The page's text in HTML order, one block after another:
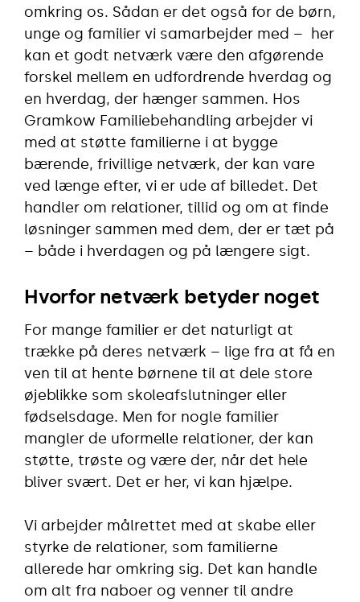
omkring os. Sådan er det også for de børn,
unge og familier vi samarbejder med – her
kan et godt netværk være den afgørende
forskel mellem en udfordrende hverdag og
en hverdag, der hænger sammen. Hos
Gramkow Familiebehandling arbejder vi
med at støtte familierne i at bygge
bærende, frivillige netværk, der kan vare
ved længe efter, vi er ude af billedet. Det
handler om relationer, tillid og om at finde
løsninger sammen med dem, der er tæt på
– både i hverdagen og på længere sigt.
Hvorfor netværk betyder noget
For mange familier er det naturligt at
trække på deres netværk – lige fra at få en
ven til at hente børnene til at dele store
øjeblikke som skoleafslutninger eller
fødselsdage. Men for nogle familier
mangler de uformelle relationer, der kan
støtte, trøste og være der, når det hele
bliver svært. Det er her, vi kan hjælpe.
Vi arbejder målrettet med at skabe eller
styrke de relationer, som familierne
allerede har omkring sig. Det kan handle
om alt fra naboer og venner til andre